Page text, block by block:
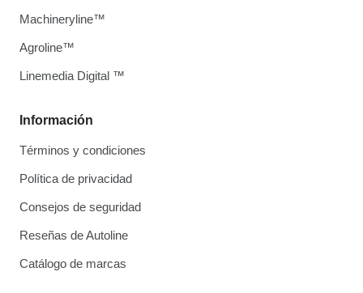
Información
Términos y condiciones
Política de privacidad
Consejos de seguridad
Reseñas de Autoline
Catálogo de marcas
Machineryline™
Agroline™
Linemedia Digital ™